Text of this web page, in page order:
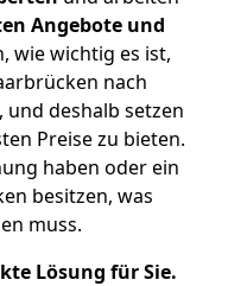
Angebote und
wie wichtig es ist,
nach
deshalb setzen
Preise zu bieten.
haben oder ein
besitzen, was
muss.
Lösung für Sie.